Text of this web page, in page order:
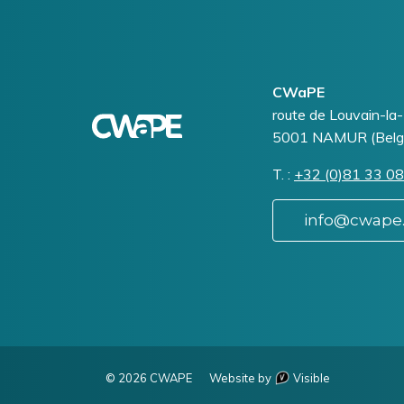
CWaPE
Addresse
route de Louvain-
5001 NAMUR
T. Téléphone
+32 (0)81 33
© 2026 CWAPE Website by Visible